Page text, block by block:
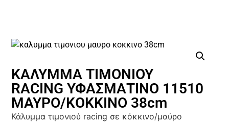
ΚΑΛΥΜΜΑ ΤΙΜΟΝΙΟΥ
RACING ΥΦΑΣΜΑΤΙΝΟ 11510
ΜΑΥΡΟ/ΚΟΚΚΙΝΟ 38cm
Κάλυμμα τιμονιού racing σε κόκκινο/μαύρο